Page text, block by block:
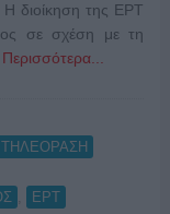
της ΕΡΤ
σε σχέση με τη
ΤΗΛΕΟΡΑΣΗ
ΕΡΤ